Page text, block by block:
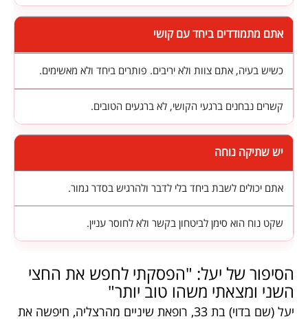
אתם מתמודדים ביחד עם קושי
כשיש בעיה, אתם צוות ולא יריבים. פותרים ביחד ולא מאשימים.
קשרים נבחנים ברגעי הקושי, לא ברגעים הטובים.
יש שתיקה נוחה
אתם יכולים לשבת ביחד בלי לדבר ולהרגיש בסדר גמור.
שקט נוח הוא סימן לביטחון בקשר ולא לחוסר עניין.
הסיפור של יעל: "הפסקתי לחפש את החצי
השני ומצאתי משהו טוב יותר"
יעל (שם בדוי) בת 33, רופאת שיניים מהרצליה, חיפשה את